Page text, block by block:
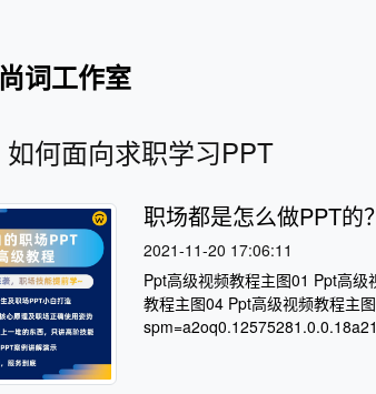
尚词工作室
何面向求职学习PPT
职场都是怎么做PPT的
2021-11-20 17:06:11
Ppt高级视频教程主图01 Ppt高
教程主图04 Ppt高级视频教程主